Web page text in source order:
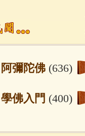
阿彌陀佛 (636)
學佛入門 (400)
玉曆寶鈔(236)